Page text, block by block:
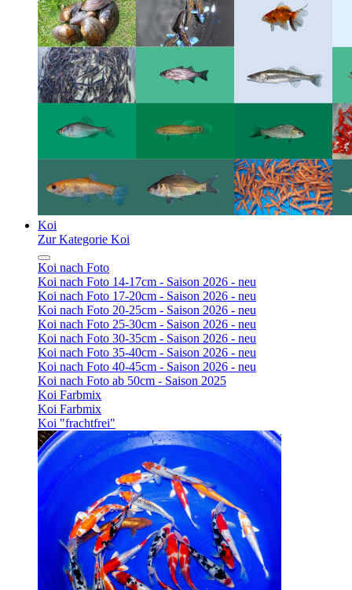
Koi
Zur Kategorie Koi
Koi nach Foto
Koi nach Foto 14-17cm - Saison 2026 - neu
Koi nach Foto 17-20cm - Saison 2026 - neu
Koi nach Foto 20-25cm - Saison 2026 - neu
Koi nach Foto 25-30cm - Saison 2026 - neu
Koi nach Foto 30-35cm - Saison 2026 - neu
Koi nach Foto 35-40cm - Saison 2026 - neu
Koi nach Foto 40-45cm - Saison 2026 - neu
Koi nach Foto ab 50cm - Saison 2025
Koi Farbmix
Koi Farbmix
Koi "frachtfrei"